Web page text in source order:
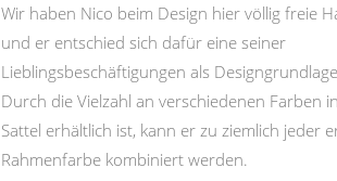
Wir haben Nico beim Design hier völlig freie
und er entschied sich dafür eine seiner
Lieblingsbeschäftigungen als
Durch die Vielzahl an verschiedenen Farben
Sattel erhältlich ist, kann er zu ziemlich jeder
Rahmenfarbe kombiniert werden.